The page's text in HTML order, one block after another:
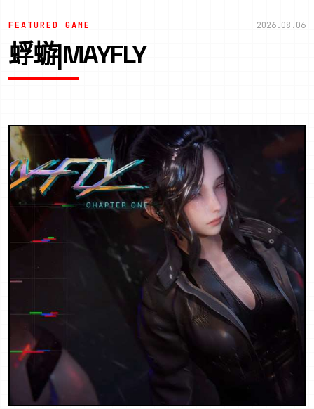
FEATURED GAME 2026.08.06
蜉蝣|MAYFLY